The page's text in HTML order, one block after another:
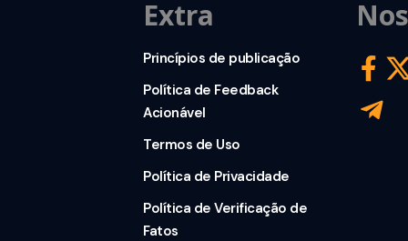
Extra
Princípios de publicação
Política de Feedback
Acionável
Termos de Uso
Política de Privacidade
Política de Verificação de
Fatos